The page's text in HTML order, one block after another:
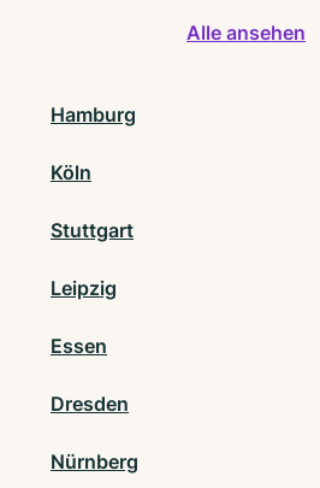
Alle ansehen
Hamburg
Köln
Stuttgart
Leipzig
Essen
Dresden
Nürnberg